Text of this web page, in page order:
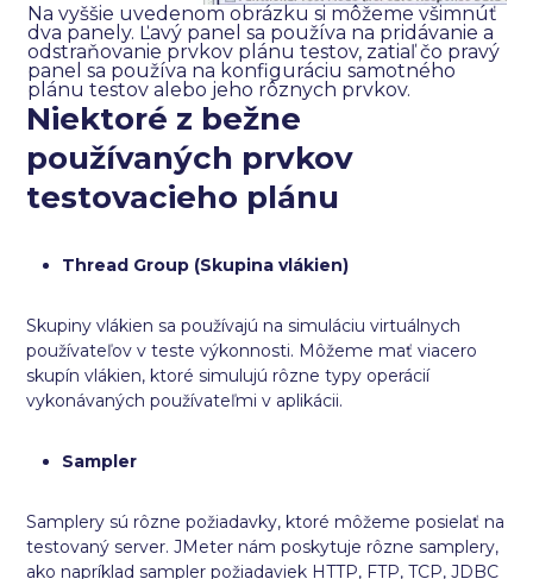
Na vyššie uvedenom obrázku si môžeme všimnúť
dva panely. Ľavý panel sa používa na pridávanie a
odstraňovanie prvkov plánu testov, zatiaľ čo pravý
panel sa používa na konfiguráciu samotného
plánu testov alebo jeho rôznych prvkov.
Niektoré z bežne
používaných prvkov
testovacieho plánu
Thread Group (Skupina vlákien)
Skupiny vlákien sa používajú na simuláciu virtuálnych
používateľov v teste výkonnosti. Môžeme mať viacero
skupín vlákien, ktoré simulujú rôzne typy operácií
vykonávaných používateľmi v aplikácii.
Sampler
Samplery sú rôzne požiadavky, ktoré môžeme posielať na
testovaný server. JMeter nám poskytuje rôzne samplery,
ako napríklad sampler požiadaviek HTTP, FTP, TCP, JDBC